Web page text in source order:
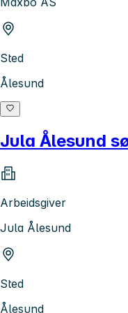
Sted
Ålesund
Jula Ålesund
Arbeidsgiver
Jula Ålesund
Sted
Ålesund